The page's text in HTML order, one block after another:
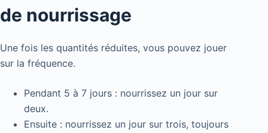
de nourrissage
Une fois les quantités réduites, vous pouvez jouer
sur la fréquence.
Pendant 5 à 7 jours : nourrissez un jour sur
deux.
Ensuite : nourrissez un jour sur trois, toujours